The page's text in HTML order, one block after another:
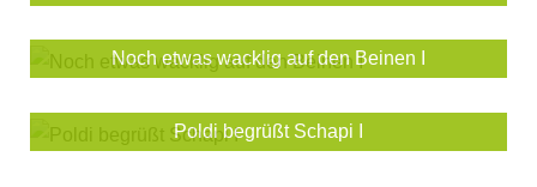
Noch etwas wacklig auf den Beinen I
Poldi begrüßt Schapi I